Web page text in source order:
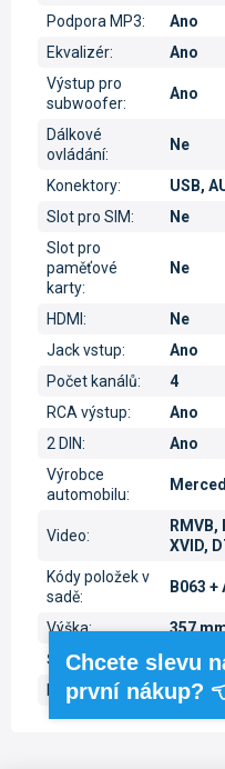
Podpora MP3:
Ano
Ekvalizér:
Ano
Výstup pro
subwoofer:
Ano
Dálkové
ovládání:
Ne
Konektory:
USB,
Slot pro SIM:
Ne
Slot pro
paměťové
karty:
Ne
HDMI :
Ne
Jack vstup:
Ano
Počet kanálů:
4
RCA výstup:
Ano
2 DIN:
Ano
Výrobce
automobilu:
Video:
RMVB,
XVID,
Kódy položek v
sadě:
B063 +
Výška:
357
Šířka:
309
Hloubka: 50 mm
Chcete slevu
první nákup?